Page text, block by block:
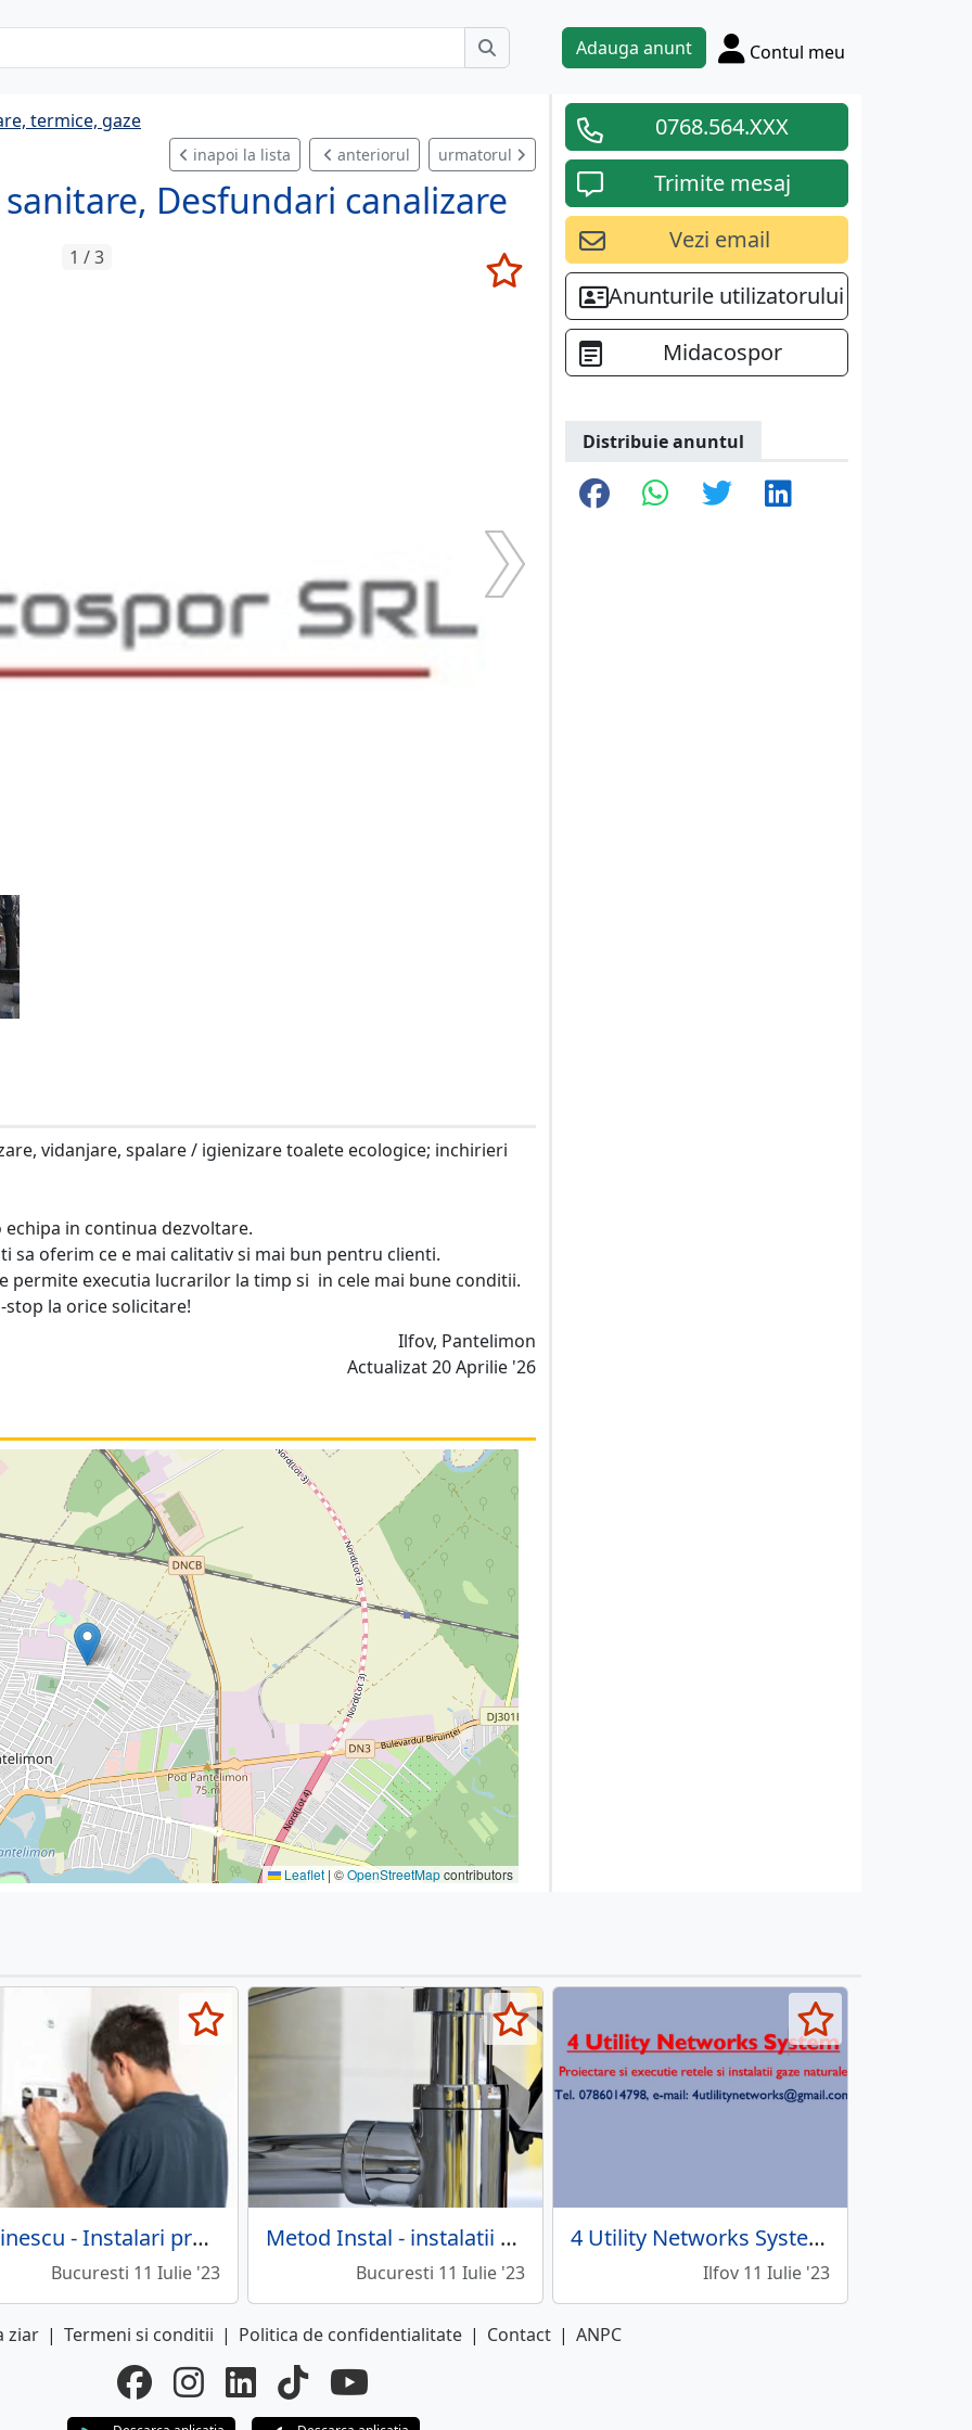
Adauga anunt Contul meu
termice, gaze
inapoi la lista anteriorul urmatorul
Desfundari canalizare
1 / 3
vidanjare, spalare / igienizare toalete ecologice; inchirieri
in continua dezvoltare.
sa oferim ce e mai calitativ si mai bun pentru clienti.
permite executia lucrarilor la timp si in cele mai bune conditii.
la orice solicitare!
Ilfov, Pantelimon
Actualizat 20 Aprilie '26
Leaflet | ©OpenStreetMapcontributors
0768.564.XXX
Trimite mesaj
Vezi email
Anunturile utilizatorului
Midacospor
Distribuie anuntul
Robinescu - Instalari profesioniste
Bucuresti 11 Iulie '23
Metod Instal - instalatii sanitare
Bucuresti 11 Iulie '23
4 Utility Networks System - Instalatii tehnico-sanitare
Ilfov 11 Iulie '23
ziar | Termeni si conditii | Politica de confidentialitate | Contact | ANPC